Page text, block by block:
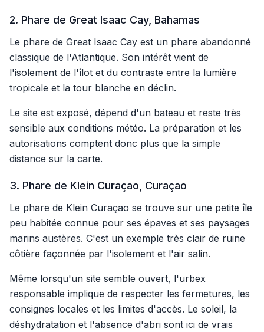
2. Phare de Great Isaac Cay, Bahamas
Le phare de Great Isaac Cay est un phare abandonné
classique de l'Atlantique. Son intérêt vient de
l'isolement de l'îlot et du contraste entre la lumière
tropicale et la tour blanche en déclin.
Le site est exposé, dépend d'un bateau et reste très
sensible aux conditions météo. La préparation et les
autorisations comptent donc plus que la simple
distance sur la carte.
3. Phare de Klein Curaçao, Curaçao
Le phare de Klein Curaçao se trouve sur une petite île
peu habitée connue pour ses épaves et ses paysages
marins austères. C'est un exemple très clair de ruine
côtière façonnée par l'isolement et l'air salin.
Même lorsqu'un site semble ouvert, l'urbex
responsable implique de respecter les fermetures, les
consignes locales et les limites d'accès. Le soleil, la
déshydratation et l'absence d'abri sont ici de vrais